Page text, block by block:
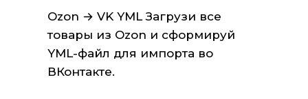
Ozon → VK YML Загрузи все
товары из Ozon и сформируй
YML-файл для импорта во
ВКонтакте.